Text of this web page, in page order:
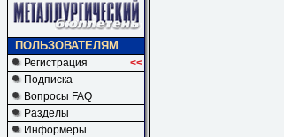
ПОЛЬЗОВАТЕЛЯМ
Регистрация
<<
Подписка
Вопросы FAQ
Разделы
Информеры